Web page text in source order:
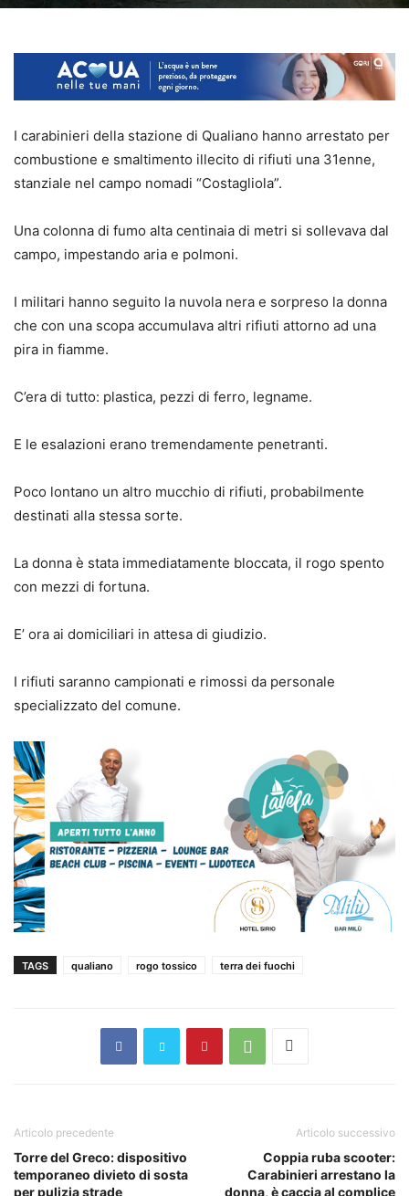
I carabinieri della stazione di Qualiano hanno arrestato per
combustione e smaltimento illecito di rifiuti una 31enne,
stanziale nel campo nomadi “Costagliola”.
Una colonna di fumo alta centinaia di metri si sollevava dal
campo, impestando aria e polmoni.
I militari hanno seguito la nuvola nera e sorpreso la donna
che con una scopa accumulava altri rifiuti attorno ad una
pira in fiamme.
C’era di tutto: plastica, pezzi di ferro, legname.
E le esalazioni erano tremendamente penetranti.
Poco lontano un altro mucchio di rifiuti, probabilmente
destinati alla stessa sorte.
La donna è stata immediatamente bloccata, il rogo spento
con mezzi di fortuna.
E’ ora ai domiciliari in attesa di giudizio.
I rifiuti saranno campionati e rimossi da personale
specializzato del comune.
TAGS qualiano rogo tossico terra dei fuochi
Articolo precedente
Torre del Greco: dispositivo
temporaneo divieto di sosta
per pulizia strade
Articolo successivo
Coppia ruba scooter:
Carabinieri arrestano la
donna, è caccia al complice